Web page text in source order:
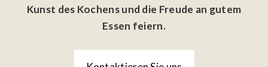
Kunst des Kochens und die Freude an gutem
Essen feiern.